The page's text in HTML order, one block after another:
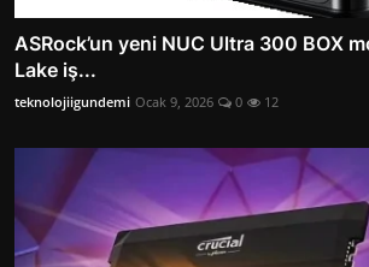
ASRock’un yeni NUC Ultra 300 BOX
Lake iş...
teknolojiigundemi Ocak 9, 2026 0 12